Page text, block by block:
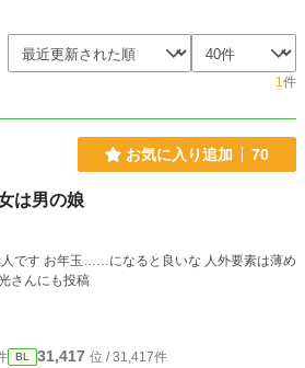
1件
お気に入り追加 70
は男の娘
さんにも投稿
BL 31,417 位 / 31,417件